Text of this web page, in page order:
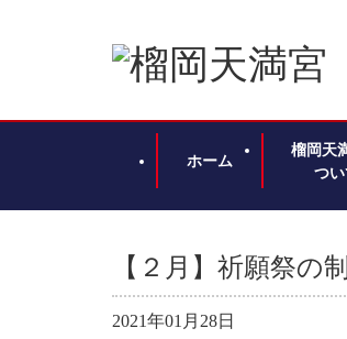
ホーム
榴岡天
つい
【２月】祈願祭の
2021年01月28日